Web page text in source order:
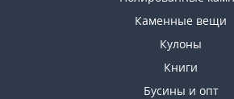
Каменные вещи
Кулоны
Книги
Бусины и опт